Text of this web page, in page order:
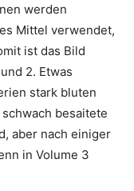
werden
Mittel verwendet,
ist das Bild
2. Etwas
stark bluten
besaitete
aber nach einiger
in Volume 3